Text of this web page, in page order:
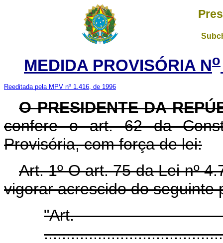
MEDIDA PROVISÓRIA No
Reeditada pela MPV nº 1.416, de 1996
O PRESIDENTE DA
confere o art. 62 da
Provisória, com força de lei:
Art. 1º O art. 75 da Lei nº
vigorar acrescido do seguinte